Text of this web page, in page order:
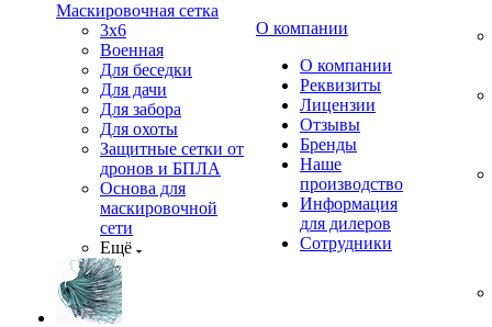
Маскировочная сетка
3х6
Военная
Для беседки
Для дачи
Для забора
Для охоты
Защитные сетки от
дронов и БПЛА
Основа для
маскировочной
сети
Ещё
О компании
О компании
Реквизиты
Лицензии
Отзывы
Бренды
Наше
производство
Информация
для дилеров
Сотрудники